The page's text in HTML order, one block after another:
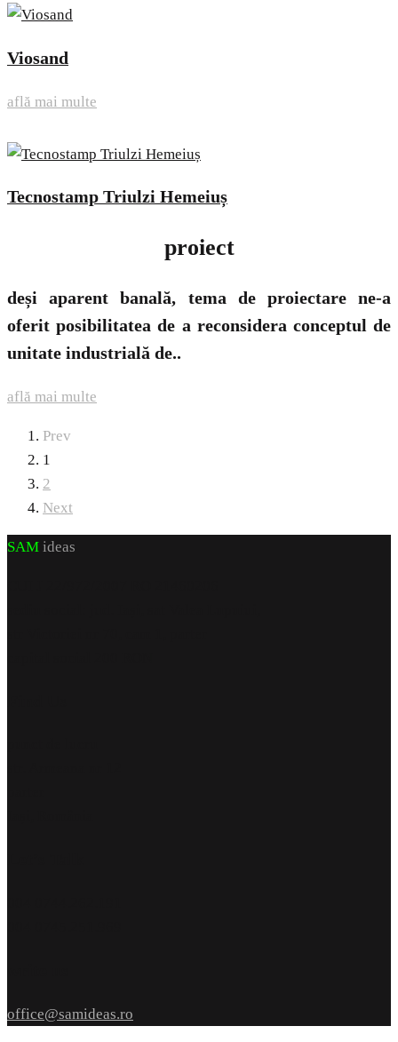
Viosand
află mai multe
Tecnostamp Triulzi Hemeiuș
proiect
deși aparent banală, tema de proiectare ne-a
oferit posibilitatea de a reconsidera conceptul de
unitate industrială de..
află mai multe
Prev
1
2
Next
SAM ideas
office@samideas.ro